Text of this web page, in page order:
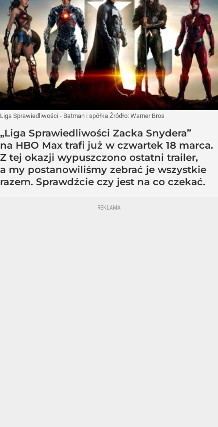
Liga Sprawiedliwości - Batman i spółka Źródło: Warner Bros
„Liga Sprawiedliwości Zacka Snydera”
na HBO Max trafi już w czwartek 18 marca.
Z tej okazji wypuszczono ostatni trailer,
a my postanowiliśmy zebrać je wszystkie
razem. Sprawdźcie czy jest na co czekać.